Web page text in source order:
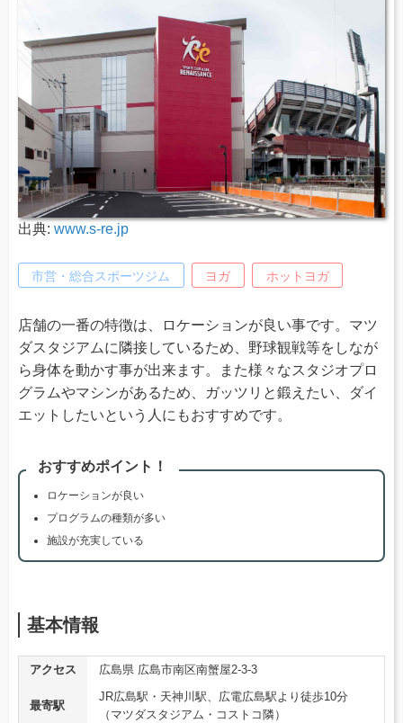
出典: www.s-re.jp
市営・総合スポーツジム ヨガ ホットヨガ
店舗の一番の特徴は、ロケーションが良い事です。マツ
ダスタジアムに隣接しているため、野球観戦等をしなが
ら身体を動かす事が出来ます。また様々なスタジオプロ
グラムやマシンがあるため、ガッツリと鍛えたい、ダイ
エットしたいという人にもおすすめです。
おすすめポイント！
ロケーションが良い
プログラムの種類が多い
施設が充実している
基本情報
アクセス 広島県 広島市南区南蟹屋2-3-3
最寄駅
JR広島駅・天神川駅、広電広島駅より徒歩10分
（マツダスタジアム・コストコ隣）